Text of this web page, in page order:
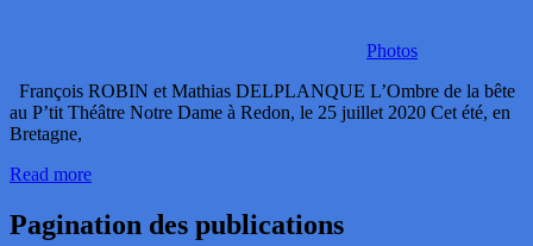
Photos
François ROBIN et Mathias DELPLANQUE L’Ombre de la bête
au P’tit Théâtre Notre Dame à Redon, le 25 juillet 2020 Cet été, en
Bretagne,
Read more
Pagination des publications